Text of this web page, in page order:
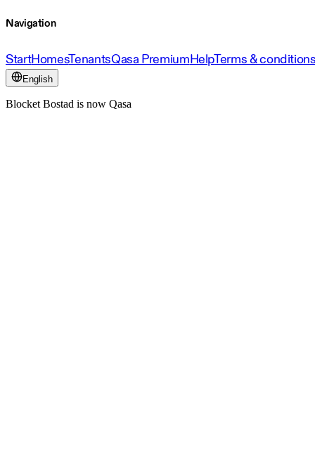
Navigation
StartHomesTenantsQasa PremiumHelpTerms &
English
Blocket Bostad is now Qasa